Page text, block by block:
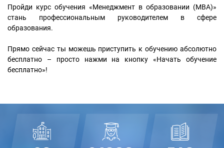
Пройди курс обучения «Менеджмент в образовании (MBA)»
стань профессиональным руководителем в сфере
образования.
Прямо сейчас ты можешь приступить к обучению абсолютно
бесплатно – просто нажми на кнопку «Начать обучение
бесплатно»!